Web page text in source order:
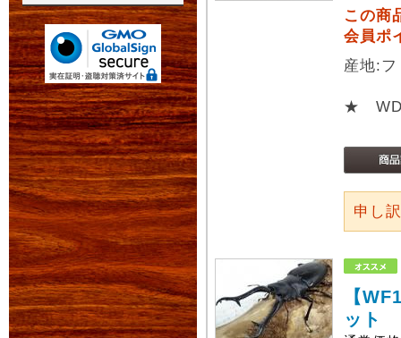
この商
会員ポ
産地:
★ WD
申し
【
ット